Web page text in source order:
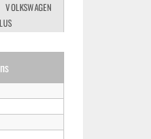
VOLKSWAGEN